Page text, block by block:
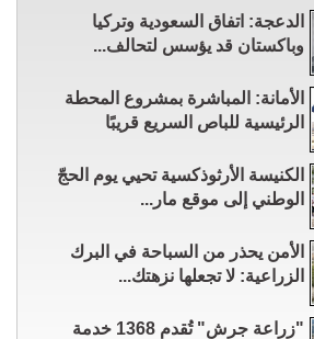
الدعجة: اتفاق السعودية وتركيا
وباكستان قد يؤسس لتحالف...
الأمانة: المباشرة بمشروع المحطة
الرئيسية للباص السريع قريبًا
الكنيسة الأرثوذكسية تحيي يوم الحجّ
الوطني إلى موقع مار...
الأمن يحذر من السباحة في البرك
الزراعية: لا تجعلها نزهتك...
"زراعة جرش" تُقدم 1368 خدمة